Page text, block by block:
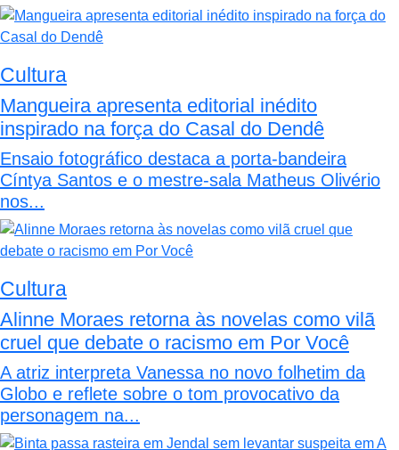
Cultura
Mangueira apresenta editorial inédito
inspirado na força do Casal do Dendê
Ensaio fotográfico destaca a porta-bandeira
Cíntya Santos e o mestre-sala Matheus Olivério
nos...
Cultura
Alinne Moraes retorna às novelas como vilã
cruel que debate o racismo em Por Você
A atriz interpreta Vanessa no novo folhetim da
Globo e reflete sobre o tom provocativo da
personagem na...